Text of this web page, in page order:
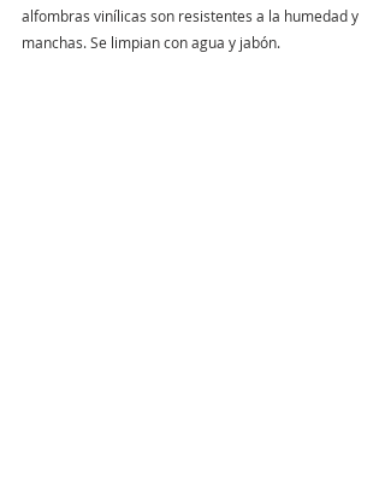
alfombras vinílicas son resistentes a la humedad y
manchas. Se limpian con agua y jabón.